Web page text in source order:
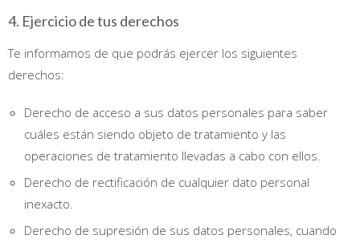
4. Ejercicio de tus derechos
Te informamos de que podrás ejercer los siguientes
derechos:
Derecho de acceso a sus datos personales para saber
cuáles están siendo objeto de tratamiento y las
operaciones de tratamiento llevadas a cabo con ellos.
Derecho de rectificación de cualquier dato personal
inexacto.
Derecho de supresión de sus datos personales, cuando